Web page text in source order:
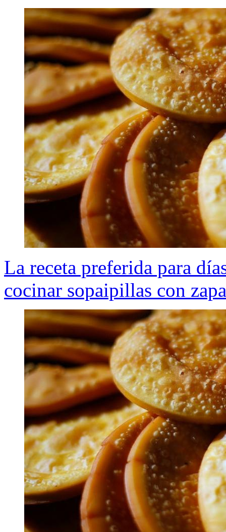
La receta preferida para
cocinar sopaipillas con